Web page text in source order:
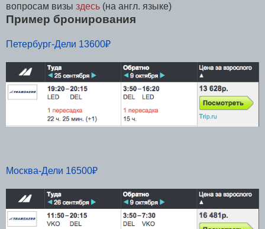
вопросам визы здесь (на англ. языке)
Пример бронирования
Петербург-Дели 13600₽
Москва-Дели 16500₽